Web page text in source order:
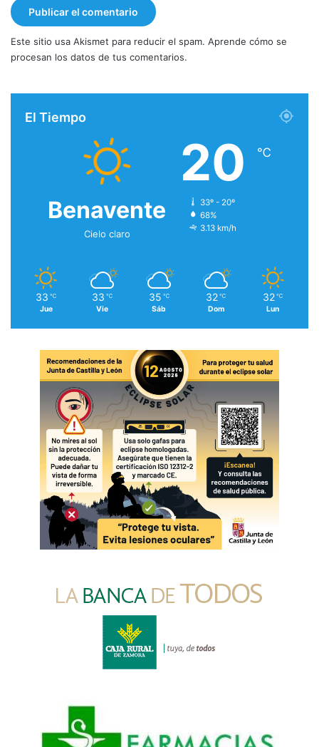
Este sitio usa Akismet para reducir el spam. Aprende cómo se
procesan los datos de tus comentarios.
El Tiempo
Benavente
Cielo claro
20 ℃
33º - 20º
68%
3.13 km/h
33 ℃
Jue
33 ℃
Vie
35 ℃
Sáb
32 ℃
Dom
32 ℃
Lun